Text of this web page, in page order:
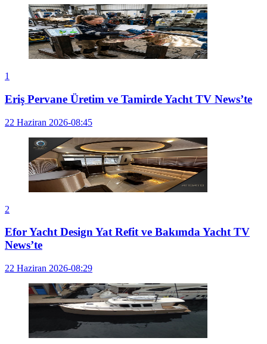
1
Eriş Pervane Üretim ve Tamirde Yacht TV News’te
22 Haziran 2026-08:45
2
Efor Yacht Design Yat Refit ve Bakımda Yacht TV
News’te
22 Haziran 2026-08:29